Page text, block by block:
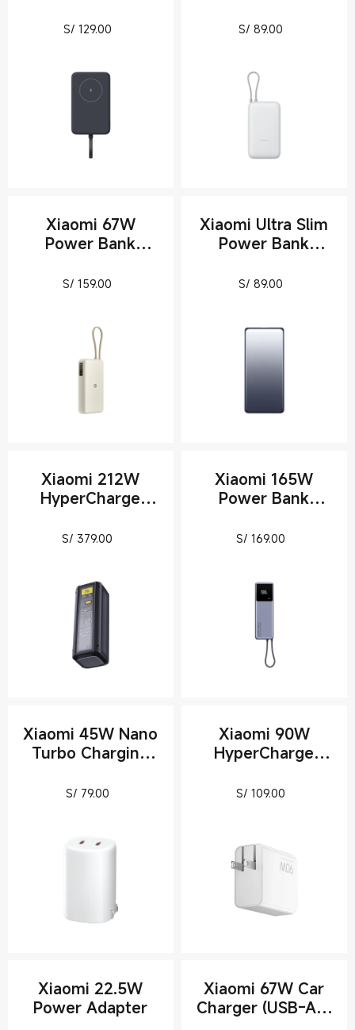
(Integrated Cable)
S/ 129.00 S/89.00
Xiaomi 67W
Power Bank
Cable)
S/159.00
Xiaomi Ultra Slim
Power Bank
S/89.00
Xiaomi 212W
HyperCharge
25000mAh
S/ 379.00
Xiaomi 165W
Power Bank
S/169.00
Xiaomi 45W Nano
Turbo Charging
(2-Port)
S/ 79.00
Xiaomi 90W
HyperCharge
Port)
S/109.00
Xiaomi 22.5W
Power Adapter
Xiaomi 67W Car
Charger (USB-A +